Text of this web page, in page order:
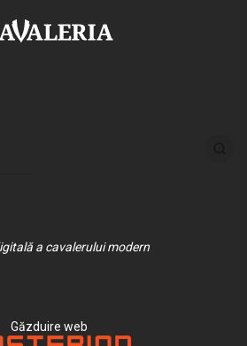
a cavalerului modern
Găzduire web